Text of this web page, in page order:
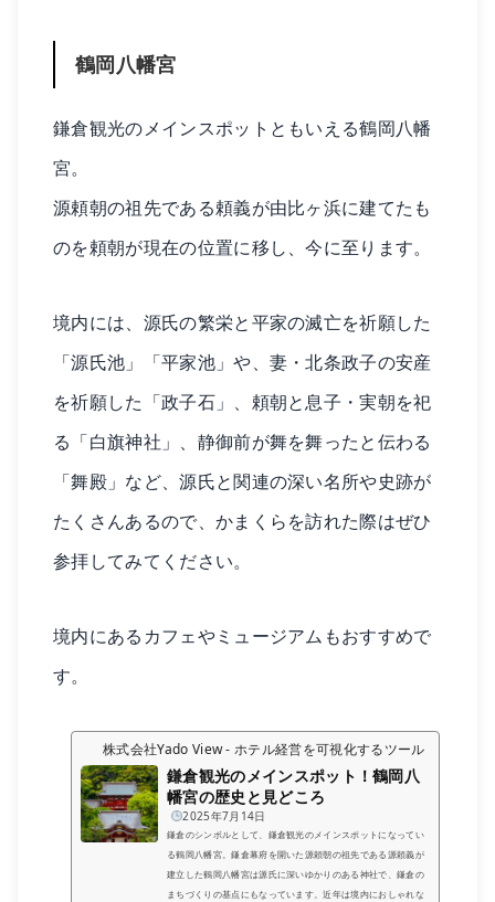
鶴岡八幡宮
鎌倉観光のメインスポットともいえる鶴岡八幡
宮。
源頼朝の祖先である頼義が由比ヶ浜に建てたも
のを頼朝が現在の位置に移し、今に至ります。
境内には、源氏の繁栄と平家の滅亡を祈願した
「源氏池」「平家池」や、妻・北条政子の安産
を祈願した「政子石」、頼朝と息子・実朝を祀
る「白旗神社」、静御前が舞を舞ったと伝わる
「舞殿」など、源氏と関連の深い名所や史跡が
たくさんあるので、かまくらを訪れた際はぜひ
参拝してみてください。
境内にあるカフェやミュージアムもおすすめで
す。
株式会社Yado View - ホテル経営を可視化するツール
鎌倉観光のメインスポット！鶴岡八
幡宮の歴史と見どころ
2025年7月14日
鎌倉のシンボルとして、鎌倉観光のメインスポットになってい
る鶴岡八幡宮。鎌倉幕府を開いた源頼朝の祖先である源頼義が
建立した鶴岡八幡宮は源氏に深いゆかりのある神社で、鎌倉の
まちづくりの基点にもなっています。近年は境内におしゃれな